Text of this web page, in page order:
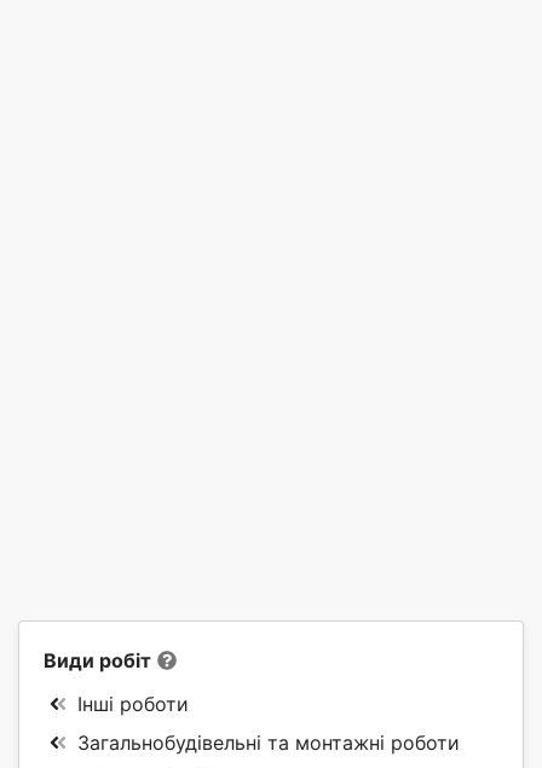
Види робіт
Інші роботи
Загальнобудівельні та монтажні роботи